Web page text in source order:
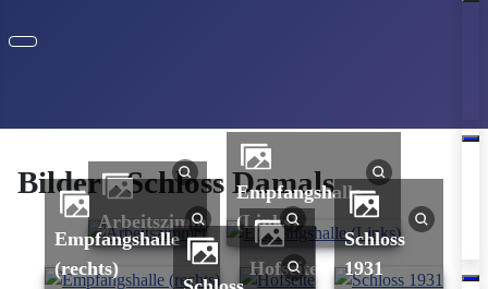
Bilder - Schloss Damals
Arbeitszimmer
Empfangshalle
(Links)
Empfangshalle
(rechts)
Hofseite
Schloss
1931